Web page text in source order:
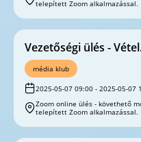
telepített Zoom alkalmazással.
Vezetőségi ülés -
média klub
2025-05-07 09:00 - 2025-05-07
Zoom online ülés - követhető
telepített Zoom alkalmazással.